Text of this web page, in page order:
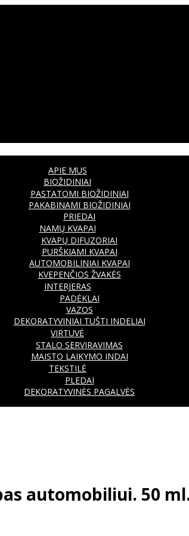
APIE MUS
BIOŽIDINIAI
PASTATOMI BIOŽIDINIAI
PAKABINAMI BIOŽIDINIAI
PRIEDAI
NAMŲ KVAPAI
KVAPŲ DIFUZORIAI
PURŠKIAMI KVAPAI
AUTOMOBILINIAI KVAPAI
KVEPENČIOS ŽVAKĖS
INTERJERAS
PADĖKLAI
VAZOS
DEKORATYVINIAI TUŠTI INDELIAI
VIRTUVĖ
STALO SERVIRAVIMAS
MAISTO LAIKYMO INDAI
TEKSTILĖ
PLEDAI
DEKORATYVINĖS PAGALVĖS
automobiliui. 50